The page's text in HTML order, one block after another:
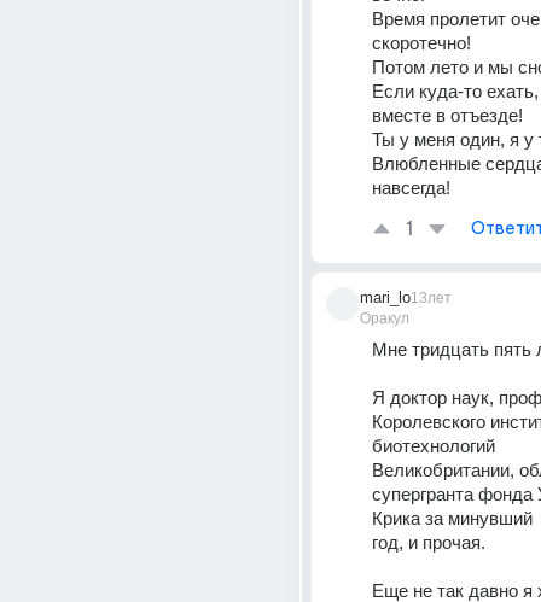
Время пролетит
скоротечно!
Потом лето и мы
Если куда-то
вместе в отъезде!
Ты у меня один, я у
Влюбленные
навсегда!
1
mari_lo
Оракул
13лет
Мне тридцать пять
Я доктор наук,
Королевского
биотехнологий
Великобритании,
супергранта фонда
Крика за минувший
год, и прочая.
Еще не так давно я